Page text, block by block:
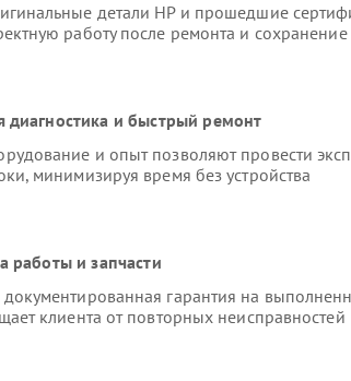
детали HP и прошедшие
работу после ремонта и
диагностика и быстрый ремонт
и опыт позволяют провести
минимизируя время без устройства
работы и запчасти
документированная гарантия на
клиента от повторных неисправностей